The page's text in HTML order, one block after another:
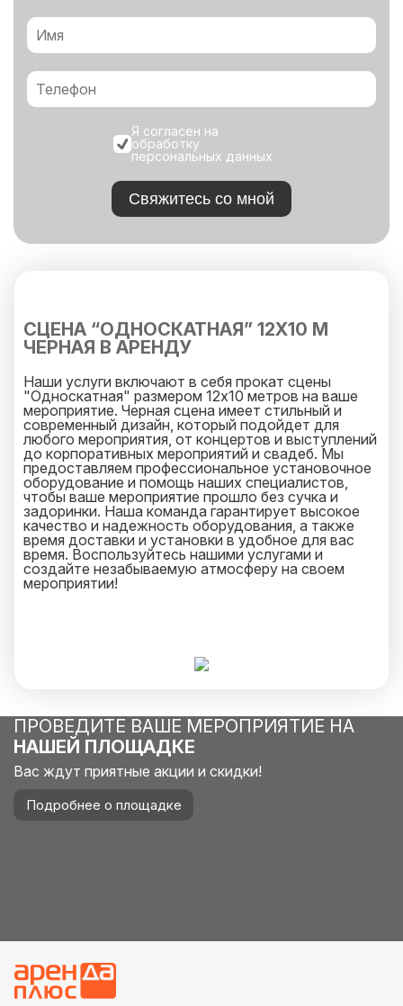
Я согласен на
обработку
персональных данных
Свяжитесь со мной
СЦЕНА “ОДНОСКАТНАЯ” 12Х10 М
ЧЕРНАЯ В АРЕНДУ
Наши услуги включают в себя прокат сцены
"Односкатная" размером 12х10 метров на ваше
мероприятие. Черная сцена имеет стильный и
современный дизайн, который подойдет для
любого мероприятия, от концертов и выступлений
до корпоративных мероприятий и свадеб. Мы
предоставляем профессиональное установочное
оборудование и помощь наших специалистов,
чтобы ваше мероприятие прошло без сучка и
задоринки. Наша команда гарантирует высокое
качество и надежность оборудования, а также
время доставки и установки в удобное для вас
время. Воспользуйтесь нашими услугами и
создайте незабываемую атмосферу на своем
мероприятии!
ПРОВЕДИТЕ ВАШЕ МЕРОПРИЯТИЕ НА
НАШЕЙ ПЛОЩАДКЕ
Вас ждут приятные акции и скидки!
Подробнее о площадке